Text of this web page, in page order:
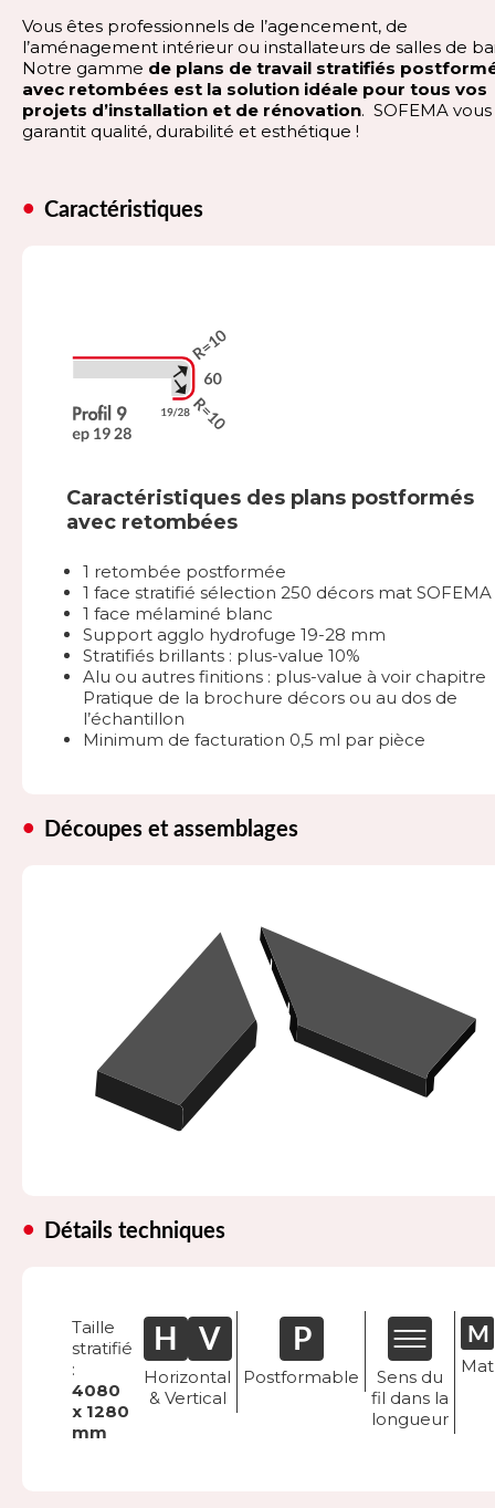
Vous êtes professionnels de l’agencement, de
l’aménagement intérieur ou installateurs de salles de
Notre gamme de plans de travail stratifiés
avec retombées est la solution idéale pour tous vos
projets d’installation et de rénovation. SOFEMA vous
garantit qualité, durabilité et esthétique !
Caractéristiques
Caractéristiques des plans postformés
avec retombées
1 retombée postformée
1 face stratifié sélection 250 décors mat SOFEMA
1 face mélaminé blanc
Support agglo hydrofuge 19-28 mm
Stratifiés brillants : plus-value 10%
Alu ou autres finitions : plus-value à voir chapitre
Pratique de la brochure décors ou au dos de
l’échantillon
Minimum de facturation 0,5 ml par pièce
Découpes et assemblages
Détails techniques
Taille
stratifié
:
4080
x 1280
mm
Horizontal
& Vertical
Postformable
Sens du
fil dans la
longueur
Mat